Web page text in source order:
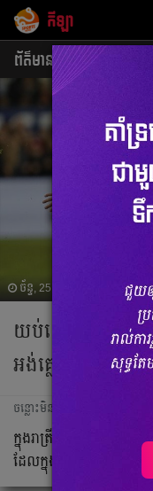
កីឡា
ព័ត៌មាន បាល់ទាត់
ច័ន្ទ, 25 មីនា 2019 12:54
យប់​នេះ អ៊ីស្លង់​ត្រ
អង់គ្លេស​ប៉ះ​ម៉ុងត
ចន្លោះមិនឃើញ
ក្នុង​រាត្រី​នេះ ការ​ប្រកួត​វ
ដែល​ក្នុង​នោះ​មាន​ក្រុម​ខ្លាំ